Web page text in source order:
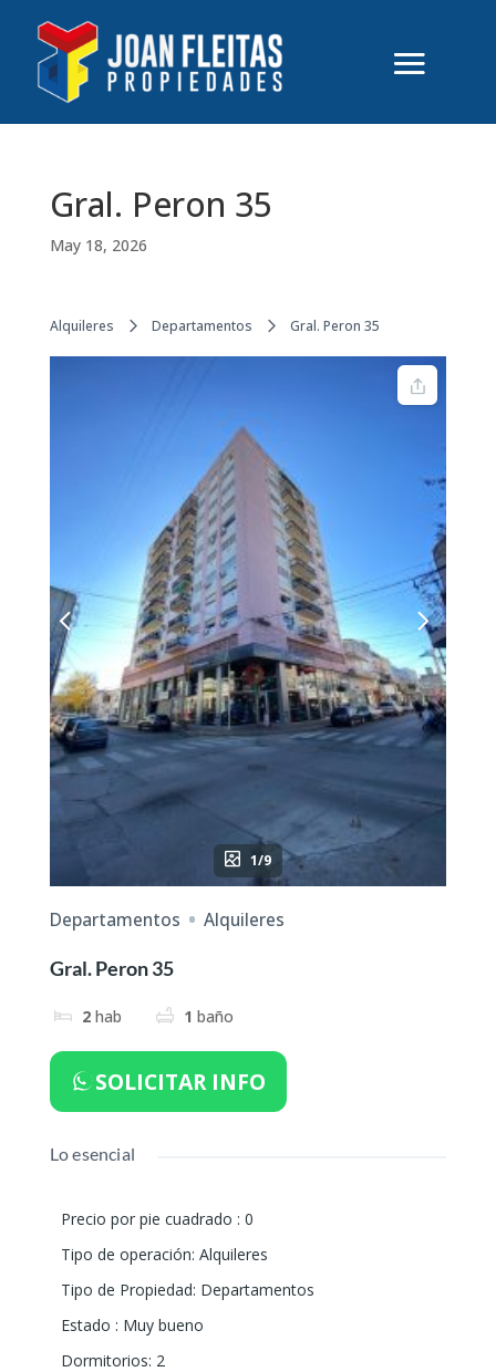
Gral. Peron 35
May 18, 2026
Alquileres Departamentos Gral. Peron 35
1/9
Departamentos
Alquileres
Gral. Peron 35
2 hab 1 baño
SOLICITAR INFO
Lo esencial
Precio por pie cuadrado : 0
Tipo de operación: Alquileres
Tipo de Propiedad: Departamentos
Estado : Muy bueno
Dormitorios: 2